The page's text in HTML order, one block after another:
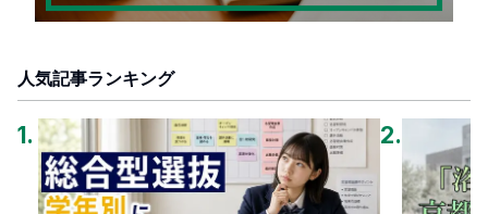
人気記事ランキング
1 . 2.